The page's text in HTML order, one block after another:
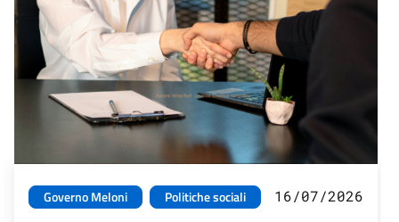
Governo Meloni Politiche sociali 16/07/2026